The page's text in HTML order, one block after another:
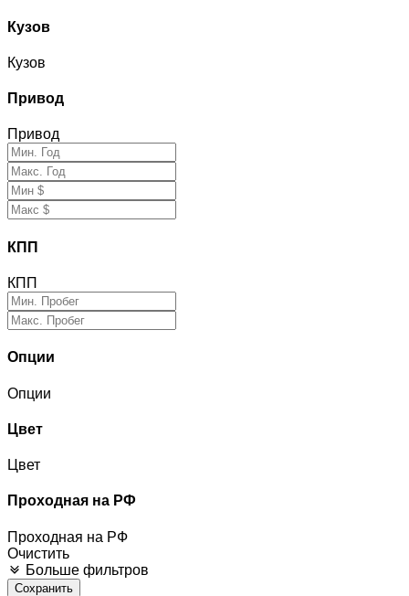
Кузов
Кузов
Привод
Привод
КПП
КПП
Опции
Опции
Цвет
Цвет
Проходная на РФ
Проходная на РФ
Очистить
Больше фильтров
Сохранить